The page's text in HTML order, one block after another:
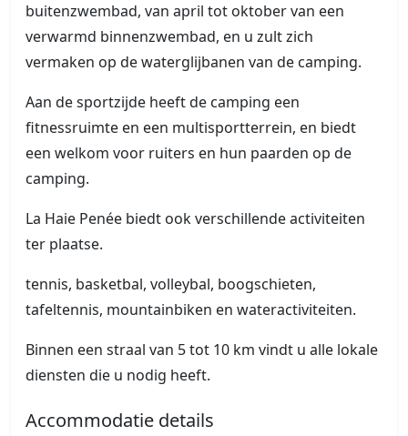
buitenzwembad, van april tot oktober van een
verwarmd binnenzwembad, en u zult zich
vermaken op de waterglijbanen van de camping.
Aan de sportzijde heeft de camping een
fitnessruimte en een multisportterrein, en biedt
een welkom voor ruiters en hun paarden op de
camping.
La Haie Penée biedt ook verschillende activiteiten
ter plaatse.
tennis, basketbal, volleybal, boogschieten,
tafeltennis, mountainbiken en wateractiviteiten.
Binnen een straal van 5 tot 10 km vindt u alle lokale
diensten die u nodig heeft.
Accommodatie details